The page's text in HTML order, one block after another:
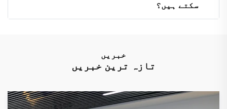
سکتے ہیں؟
خبریں
تازہ ترین خبریں